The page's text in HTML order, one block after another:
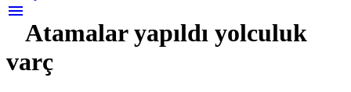
menu
Atamalar yapıldı yolculuk
varç